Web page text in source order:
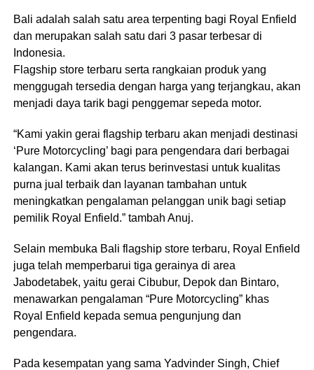
Bali adalah salah satu area terpenting bagi Royal Enfield
dan merupakan salah satu dari 3 pasar terbesar di
Indonesia.
Flagship store terbaru serta rangkaian produk yang
menggugah tersedia dengan harga yang terjangkau, akan
menjadi daya tarik bagi penggemar sepeda motor.
“Kami yakin gerai flagship terbaru akan menjadi destinasi
‘Pure Motorcycling’ bagi para pengendara dari berbagai
kalangan. Kami akan terus berinvestasi untuk kualitas
purna jual terbaik dan layanan tambahan untuk
meningkatkan pengalaman pelanggan unik bagi setiap
pemilik Royal Enfield.” tambah Anuj.
Selain membuka Bali flagship store terbaru, Royal Enfield
juga telah memperbarui tiga gerainya di area
Jabodetabek, yaitu gerai Cibubur, Depok dan Bintaro,
menawarkan pengalaman “Pure Motorcycling” khas
Royal Enfield kepada semua pengunjung dan
pengendara.
Pada kesempatan yang sama Yadvinder Singh, Chief